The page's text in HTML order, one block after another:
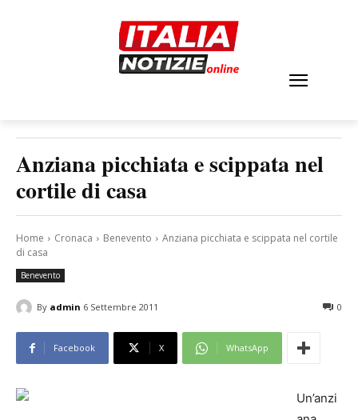
Anziana picchiata e scippata nel
cortile di casa
Home Cronaca Benevento
Anziana picchiata e scippata nel cortile
di casa
Benevento
By admin 6 Settembre 2011 0
Facebook X WhatsApp
Un’anzi